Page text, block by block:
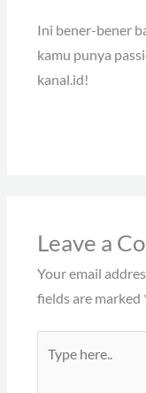
Ini bener-bener
kamu punya
kanal.id!
Leave a
Your email
fields are marked
here..